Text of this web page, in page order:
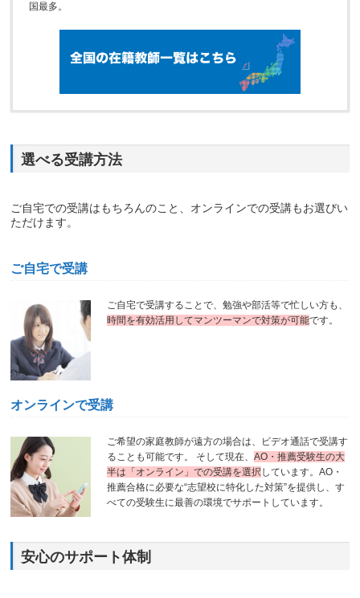
国最多。
選べる受講方法
ご自宅での受講はもちろんのこと、オンラインでの受講もお選びい
ただけます。
ご自宅で受講
ご自宅で受講することで、勉強や部活等で忙しい方も、
時間を有効活用してマンツーマンで対策が可能です。
オンラインで受講
ご希望の家庭教師が遠方の場合は、ビデオ通話で受講す
ることも可能です。 そして現在、AO・推薦受験生の大
半は「オンライン」での受講を選択 しています。AO・
推薦合格に必要な“志望校に特化した対策”を提供し、す
べての受験生に最善の環境でサポートしています。
安心のサポート体制